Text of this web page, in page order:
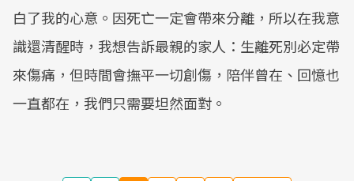
白了我的心意。因死亡一定會帶來分離，所以在我意
識還清醒時，我想告訴最親的家人：生離死別必定帶
來傷痛，但時間會撫平一切創傷，陪伴曾在、回憶也
一直都在，我們只需要坦然面對。